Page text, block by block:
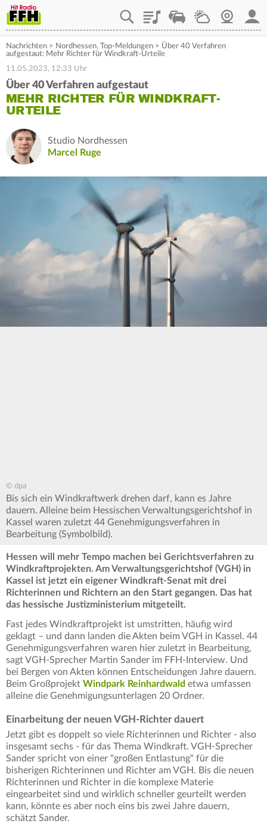
PlaylistStaupilotWetterWebcam
Nachrichten > Nordhessen, Top-Meldungen > Über 40 Verfahren
aufgestaut: Mehr Richter für Windkraft-Urteile
11.05.2023, 12:33 Uhr
Über 40 Verfahren aufgestaut
MEHR RICHTER FÜR WINDKRAFT-
URTEILE
Studio Nordhessen
Marcel Ruge
© dpa
Bis sich ein Windkraftwerk drehen darf, kann es Jahre
dauern. Alleine beim Hessischen Verwaltungsgerichtshof in
Kassel waren zuletzt 44 Genehmigungsverfahren in
Bearbeitung (Symbolbild).
Hessen will mehr Tempo machen bei Gerichtsverfahren zu
Windkraftprojekten. Am Verwaltungsgerichtshof (VGH) in
Kassel ist jetzt ein eigener Windkraft-Senat mit drei
Richterinnen und Richtern an den Start gegangen. Das hat
das hessische Justizministerium mitgeteilt.
Fast jedes Windkraftprojekt ist umstritten, häufig wird
geklagt – und dann landen die Akten beim VGH in Kassel. 44
Genehmigungsverfahren waren hier zuletzt in Bearbeitung,
sagt VGH-Sprecher Martin Sander im FFH-Interview. Und
bei Bergen von Akten können Entscheidungen Jahre dauern.
Beim Großprojekt Windpark Reinhardwald etwa umfassen
alleine die Genehmigungsunterlagen 20 Ordner.
Einarbeitung der neuen VGH-Richter dauert
Jetzt gibt es doppelt so viele Richterinnen und Richter - also
insgesamt sechs - für das Thema Windkraft. VGH-Sprecher
Sander spricht von einer "großen Entlastung" für die
bisherigen Richterinnen und Richter am VGH. Bis die neuen
Richterinnen und Richter in die komplexe Materie
eingearbeitet sind und wirklich schneller geurteilt werden
kann, könnte es aber noch eins bis zwei Jahre dauern,
schätzt Sander.